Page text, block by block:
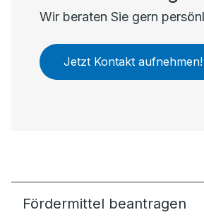
Wir beraten Sie gern
Jetzt Kontakt aufnehmen!
Fördermittel beantragen